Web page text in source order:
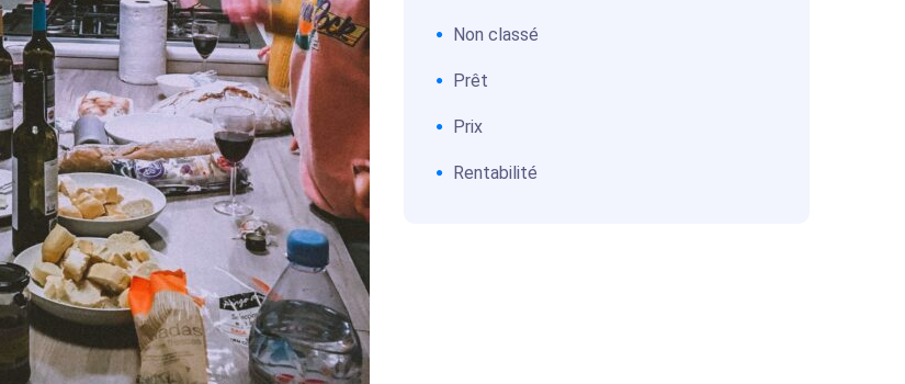
Non classé
Prêt
Prix
Rentabilité